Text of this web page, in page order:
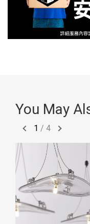
You May
1 / 4